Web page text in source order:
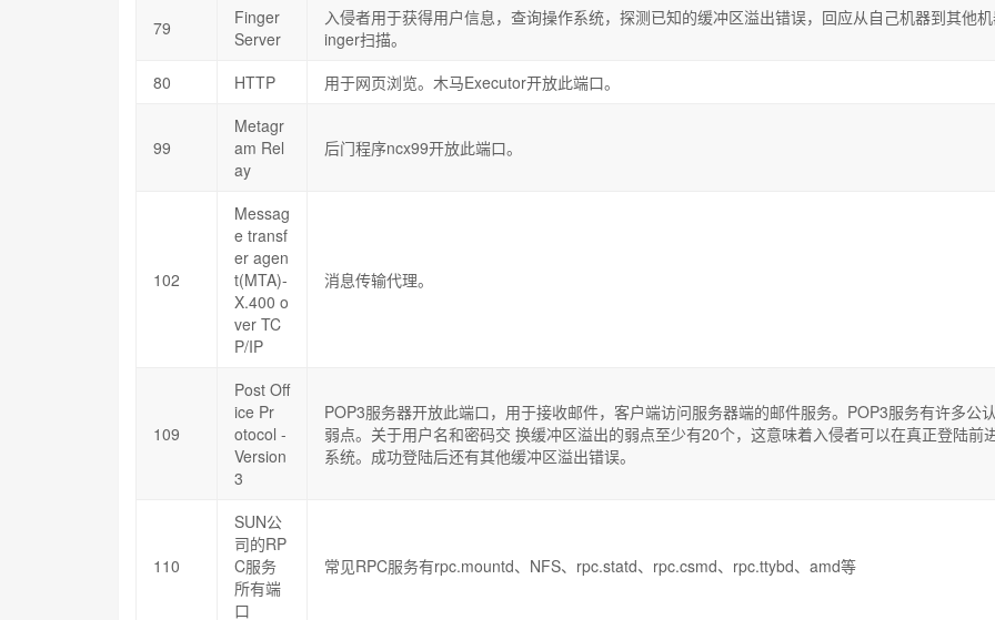
79
Finger
Server
入侵者用于获得用户信息，查询操作系统，探测已知的缓冲区溢出错误，回应从自己机器到其他
inger扫描。
80
HTTP 用于网页浏览。木马Executor开放此端口。
99
Metagr
am Rel
ay
后门程序ncx99开放此端口。
102
Messag
e transf
er agen
t(MTA)-
X.400 o
ver TC
P/IP
消息传输代理。
109
Post Off
ice Pr
otocol -
Version
3
POP3服务器开放此端口，用于接收邮件，客户端访问服务器端的邮件服务。POP3服务有许多公
弱点。关于用户名和密码交 换缓冲区溢出的弱点至少有20个，这意味着入侵者可以在真正登陆前
系统。成功登陆后还有其他缓冲区溢出错误。
110
SUN公
司的RP
C服务
所有端
口
常见RPC服务有rpc.mountd、NFS、rpc.statd、rpc.csmd、rpc.ttybd、amd等